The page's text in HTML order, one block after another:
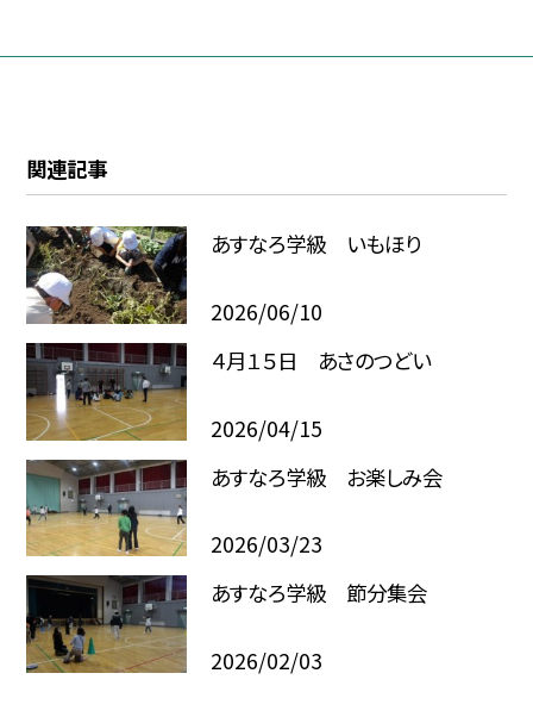
関連記事
あすなろ学級 いもほり
2026/06/10
４月１５日 あさのつどい
2026/04/15
あすなろ学級 お楽しみ会
2026/03/23
あすなろ学級 節分集会
2026/02/03